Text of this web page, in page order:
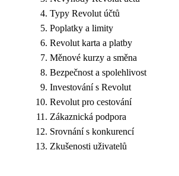
Typy Revolut účtů
Poplatky a limity
Revolut karta a platby
Měnové kurzy a směna
Bezpečnost a spolehlivost
Investování s Revolut
Revolut pro cestování
Zákaznická podpora
Srovnání s konkurencí
Zkušenosti uživatelů